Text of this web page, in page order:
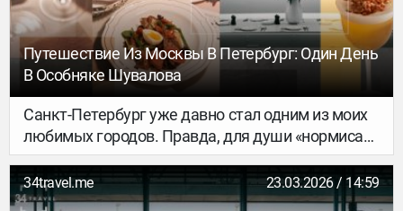
Путешествие Из Москвы В Петербург: Один День
В Особняке Шувалова
Санкт-Петербург уже давно стал одним из моих
любимых городов. Правда, для души «нормиса»
он иногда кажется слишком экстравагантным (в
хорошем смысле слова, конечно же). Но
приехать сюда хотя бы раз в год, чтобы
34travel.me 23.03.2026 / 14:59